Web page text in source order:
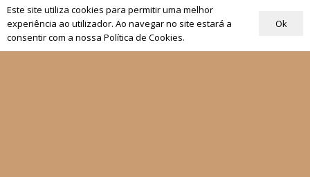
Este site utiliza cookies para permitir uma melhor
experiência ao utilizador. Ao navegar no site estará a
consentir com a nossa Política de Cookies.
Ok